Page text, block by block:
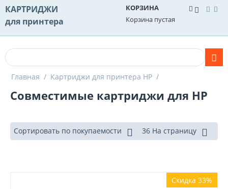
КАРТРИДЖИ
для принтера
КОРЗИНА
Корзина пустая
Главная / Картриджи для принтера HP /
Совместимые картриджи для HP
Сортировать по покупаемости 36 На страницу
Скидка 33%